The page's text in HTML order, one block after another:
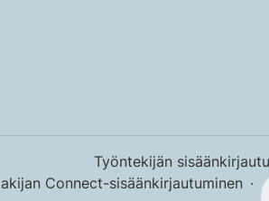
Työntekijän
Connect-sisäänkirjautuminen ·